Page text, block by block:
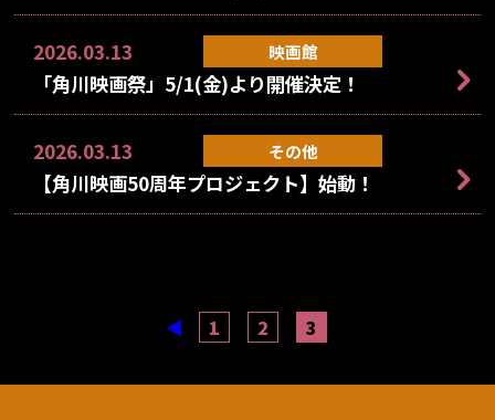
2026.03.13 映画館
「角川映画祭」5/1(金)より開催決定！
2026.03.13 その他
【角川映画50周年プロジェクト】始動！
◀ 1 2 3